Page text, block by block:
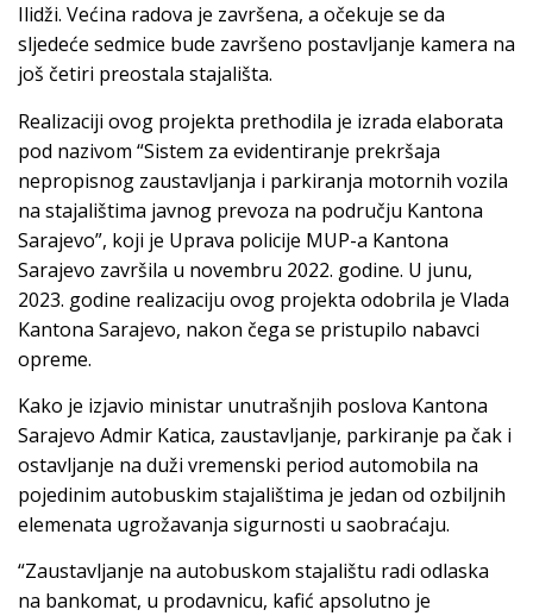
Ilidži. Većina radova je završena, a očekuje se da
sljedeće sedmice bude završeno postavljanje kamera na
još četiri preostala stajališta.
Realizaciji ovog projekta prethodila je izrada elaborata
pod nazivom “Sistem za evidentiranje prekršaja
nepropisnog zaustavljanja i parkiranja motornih vozila
na stajalištima javnog prevoza na području Kantona
Sarajevo”, koji je Uprava policije MUP-a Kantona
Sarajevo završila u novembru 2022. godine. U junu,
2023. godine realizaciju ovog projekta odobrila je Vlada
Kantona Sarajevo, nakon čega se pristupilo nabavci
opreme.
Kako je izjavio ministar unutrašnjih poslova Kantona
Sarajevo Admir Katica, zaustavljanje, parkiranje pa čak i
ostavljanje na duži vremenski period automobila na
pojedinim autobuskim stajalištima je jedan od ozbiljnih
elemenata ugrožavanja sigurnosti u saobraćaju.
“Zaustavljanje na autobuskom stajalištu radi odlaska
na bankomat, u prodavnicu, kafić apsolutno je